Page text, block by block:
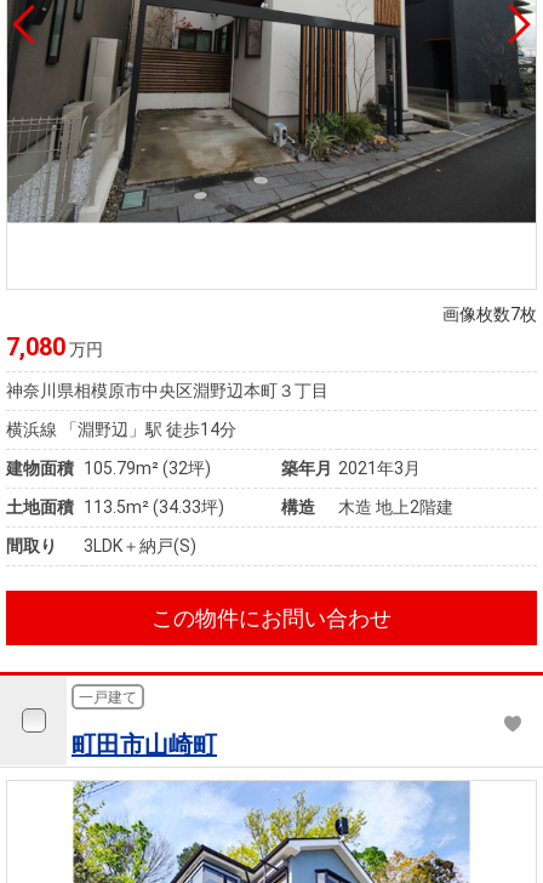
画像枚数7枚
7,080万円
神奈川県相模原市中央区淵野辺本町３丁目
横浜線 「淵野辺」駅 徒歩14分
建物面積 105.79m² (32坪) 築年月 2021年3月
土地面積 113.5m² (34.33坪) 構造
木造 地上2階建
間取り
3LDK＋納戸(S)
この物件にお問い合わせ
一戸建て
町田市山崎町